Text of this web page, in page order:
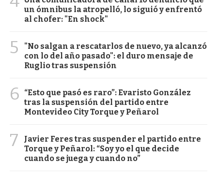
un ómnibus la atropelló, lo siguió y enfrentó
al chofer: "En shock"
5
"No salgan a rescatarlos de nuevo, ya alcanzó
con lo del año pasado": el duro mensaje de
Ruglio tras suspensión
6
“Esto que pasó es raro”: Evaristo González
tras la suspensión del partido entre
Montevideo City Torque y Peñarol
7
Javier Feres tras suspender el partido entre
Torque y Peñarol: “Soy yo el que decide
cuando se juega y cuando no”